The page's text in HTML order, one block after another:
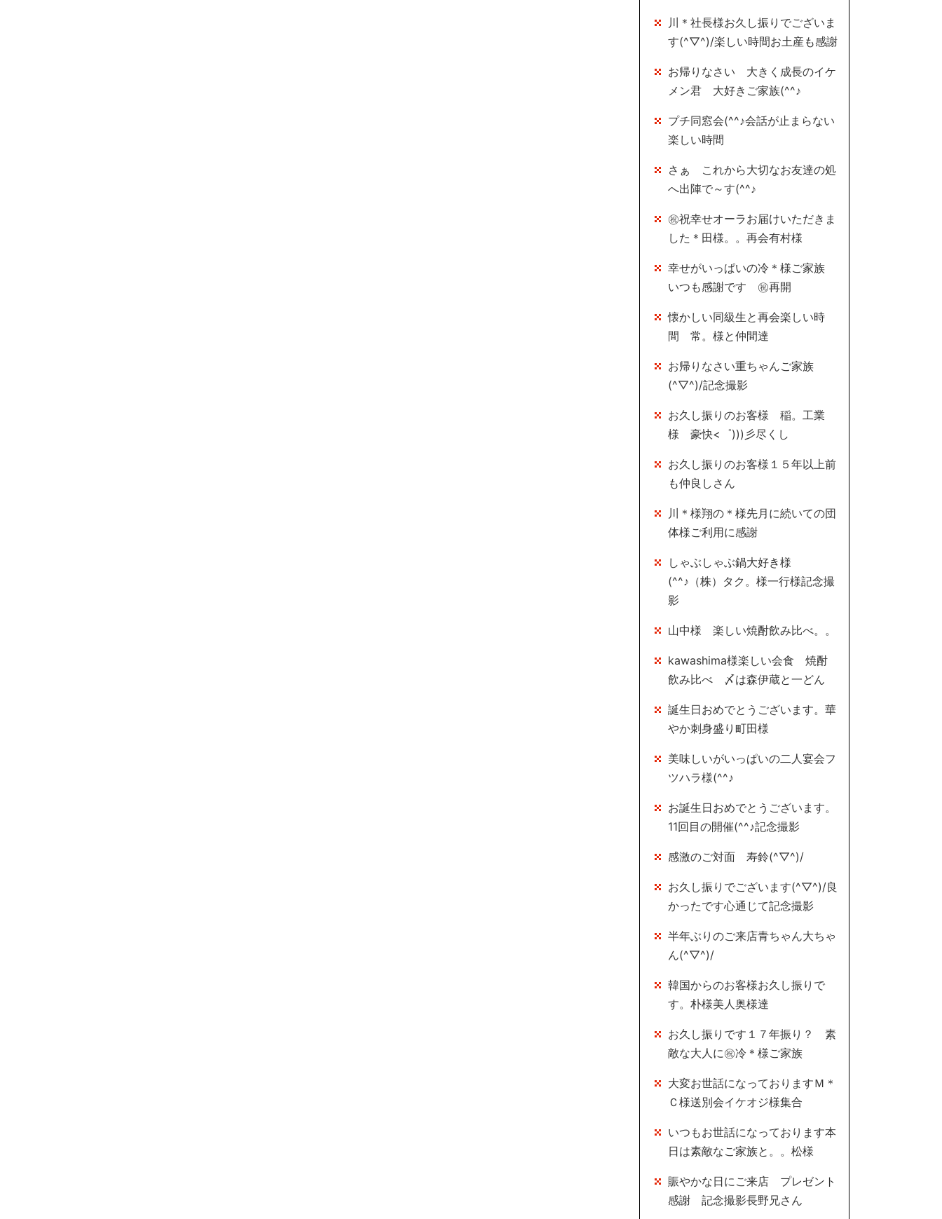
川＊社長様お久し振りでございま
す(^▽^)/楽しい時間お土産も感謝
お帰りなさい 大きく成長のイケ
メン君 大好きご家族(^^♪
プチ同窓会(^^♪会話が止まらない
楽しい時間
さぁ これから大切なお友達の処
へ出陣で～す(^^♪
㊗祝幸せオーラお届けいただきま
した＊田様。。再会有村様
幸せがいっぱいの冷＊様ご家族
いつも感謝です ㊗再開
懐かしい同級生と再会楽しい時
間 常。様と仲間達
お帰りなさい重ちゃんご家族
(^▽^)/記念撮影
お久し振りのお客様 稲。工業
様 豪快<゜)))彡尽くし
お久し振りのお客様１５年以上前
も仲良しさん
川＊様翔の＊様先月に続いての団
体様ご利用に感謝
しゃぶしゃぶ鍋大好き様
(^^♪（株）タク。様一行様記念撮
影
山中様 楽しい焼酎飲み比べ。。
kawashima様楽しい会食 焼酎
飲み比べ 〆は森伊蔵と一どん
誕生日おめでとうございます。華
やか刺身盛り町田様
美味しいがいっぱいの二人宴会フ
ツハラ様(^^♪
お誕生日おめでとうございます。
11回目の開催(^^♪記念撮影
感激のご対面 寿鈴(^▽^)/
お久し振りでございます(^▽^)/良
かったです心通じて記念撮影
半年ぶりのご来店青ちゃん大ちゃ
ん(^▽^)/
韓国からのお客様お久し振りで
す。朴様美人奥様達
お久し振りです１７年振り？ 素
敵な大人に㊗冷＊様ご家族
大変お世話になっておりますＭ＊
Ｃ様送別会イケオジ様集合
いつもお世話になっております本
日は素敵なご家族と。。松様
賑やかな日にご来店 プレゼント
感謝 記念撮影長野兄さん